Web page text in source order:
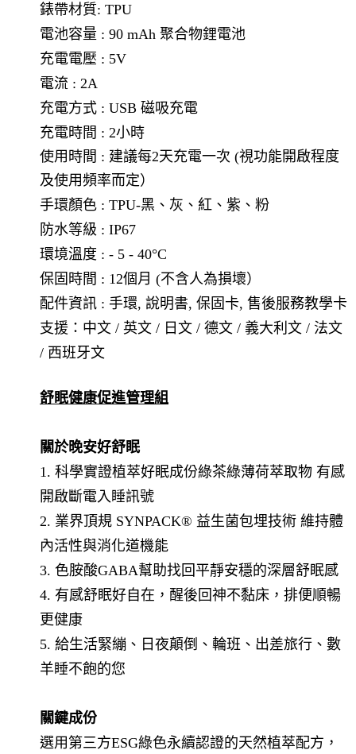
錶帶材質: TPU
電池容量 : 90 mAh 聚合物鋰電池
充電電壓 : 5V
電流 : 2A
充電方式 : USB 磁吸充電
充電時間 : 2小時
使用時間 : 建議每2天充電一次 (視功能開啟程度
及使用頻率而定）
手環顏色 : TPU-黑、灰、紅、紫、粉
防水等級 : IP67
環境溫度 : - 5 - 40°C
保固時間 : 12個月 (不含人為損壞）
配件資訊 : 手環, 說明書, 保固卡, 售後服務教學卡
支援：中文 / 英文 / 日文 / 德文 / 義大利文 / 法文
/ 西班牙文
舒眠健康促進管理組
關於晚安好舒眠
1. 科學實證植萃好眠成份綠茶綠薄荷萃取物 有感
開啟斷電入睡訊號
2. 業界頂規 SYNPACK® 益生菌包埋技術 維持體
內活性與消化道機能
3. 色胺酸GABA幫助找回平靜安穩的深層舒眠感
4. 有感舒眠好自在，醒後回神不黏床，排便順暢
更健康
5. 給生活緊繃、日夜顛倒、輪班、出差旅行、數
羊睡不飽的您
關鍵成份
選用第三方ESG綠色永續認證的天然植萃配方，